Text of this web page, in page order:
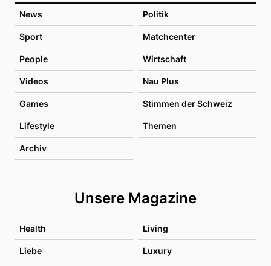
News Politik
Sport Matchcenter
People Wirtschaft
Videos Nau Plus
Games Stimmen der Schweiz
Lifestyle Themen
Archiv
Unsere Magazine
Health Living
Liebe Luxury